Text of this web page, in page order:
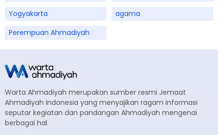
Yogyakarta
agama
Perempuan Ahmadiyah
Warta Ahmadiyah merupakan sumber resmi Jemaat
Ahmadiyah Indonesia yang menyajikan ragam informasi
seputar kegiatan dan pandangan Ahmadiyah mengenai
berbagai hal.